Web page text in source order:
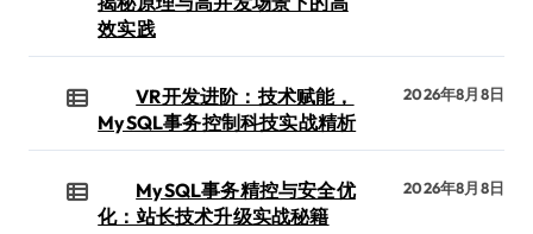
效实践
VR开发进阶：技术赋能，
MySQL事务控制科技实战精析
2026年8月8日
MySQL事务精控与安全优
化：站长技术升级实战秘籍
2026年8月8日